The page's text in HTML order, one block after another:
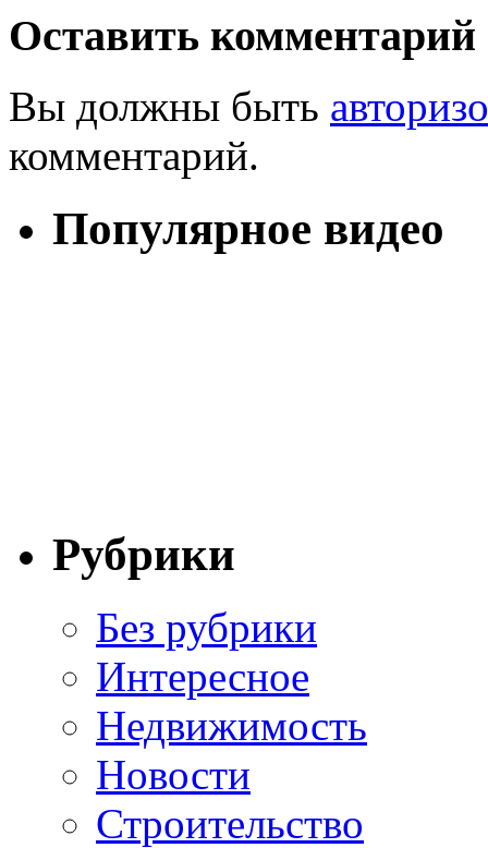
Оставить комментарий
Вы должны быть
комментарий.
Популярное видео
Рубрики
Без рубрики
Интересное
Недвижимость
Новости
Строительство